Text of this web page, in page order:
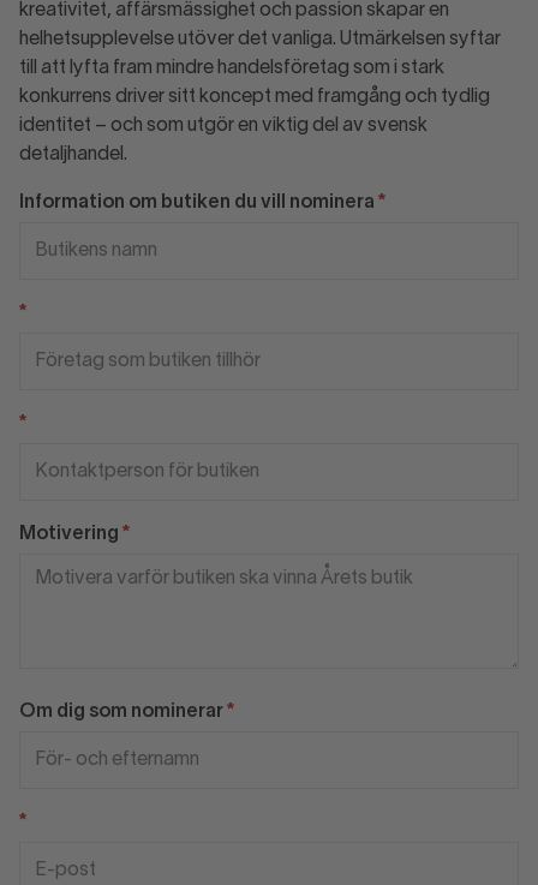
kreativitet, affärsmässighet och passion skapar en
helhetsupplevelse utöver det vanliga. Utmärkelsen syftar
till att lyfta fram mindre handelsföretag som i stark
konkurrens driver sitt koncept med framgång och tydlig
identitet – och som utgör en viktig del av svensk
detaljhandel.
Information om butiken du vill nominera
Motivering
Om dig som nominerar